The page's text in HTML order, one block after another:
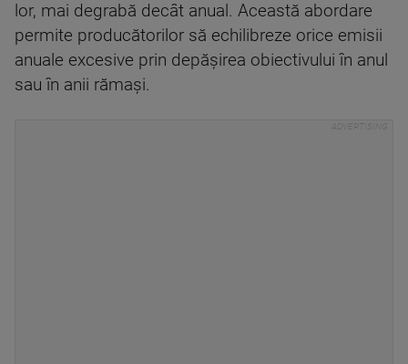
lor, mai degrabă decât anual. Această abordare
permite producătorilor să echilibreze orice emisii
anuale excesive prin depăşirea obiectivului în anul
sau în anii rămaşi.